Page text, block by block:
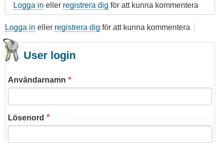
Logga in eller registrera dig för att kunna kommentera
Logga in eller registrera dig för att kunna kommentera
User login
Användarnamn
Lösenord